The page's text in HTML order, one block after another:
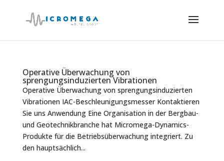
Operative Überwachung von
sprengungsinduzierten Vibrationen
Operative Überwachung von sprengungsinduzierten
Vibrationen IAC-Beschleunigungsmesser Kontaktieren
Sie uns Anwendung Eine Organisation in der Bergbau-
und Geotechnikbranche hat Micromega-Dynamics-
Produkte für die Betriebsüberwachung integriert. Zu
den hauptsächlich...